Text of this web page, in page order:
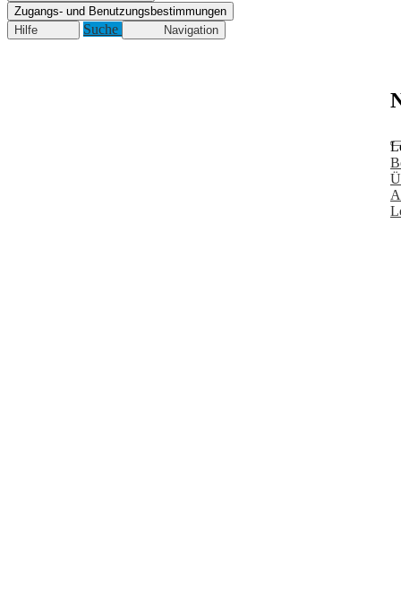
Zugangs- und Benutzungsbestimmungen
Hilfe
Suche Navigation